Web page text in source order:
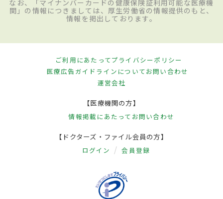
なお、「マイナンバーカードの健康保険証利用可能な医療機
関」の情報につきましては、厚生労働省の情報提供のもと、
情報を掲出しております。
ご利用にあたってプライバシーポリシー
医療広告ガイドラインについてお問い合わせ
運営会社
【医療機関の方】
情報掲載にあたって お問い合わせ
【ドクターズ・ファイル会員の方】
ログイン 会員登録